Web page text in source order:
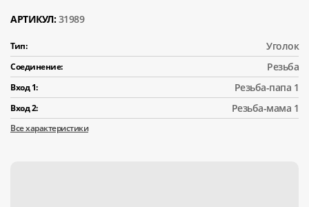
АРТИКУЛ: 31989
Тип: Уголок
Соединение: Резьба
Вход 1: Резьба-папа 1
Вход 2: Резьба-мама 1
Все характеристики